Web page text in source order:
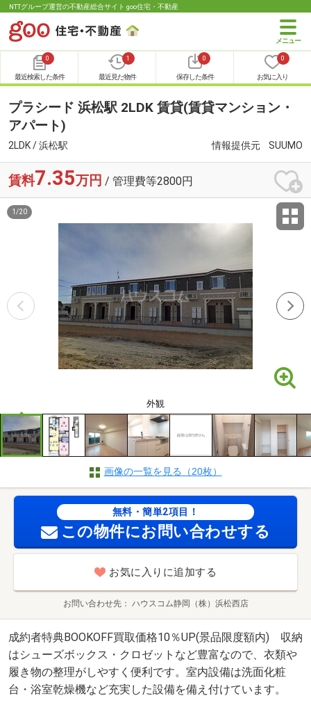
NTTグループ運営の不動産総合サイト goo住宅・不動産
0
最近検索した条件
1
最近見た物件
0
保存した条件
0
お気に入り
プラシード 浜松駅 2LDK 賃貸(賃貸マンション・
アパート)
2LDK / 浜松駅 情報提供元 SUUMO
賃料7.35万円 / 管理費等2800円
外観
1 /20
画像の一覧を見る（20枚）
無料・簡単2項目！
この物件にお問い合わせする
お気に入りに追加する
お問い合わせ先 ハウスコム静岡（株）浜松西店
成約者特典BOOKOFF買取価格10％UP(景品限度額内) 収納
はシューズボックス・クロゼットなど豊富なので、衣類や
履き物の整理がしやすく便利です。室内設備は洗面化粧
台・浴室乾燥機など充実した設備を備え付けています。